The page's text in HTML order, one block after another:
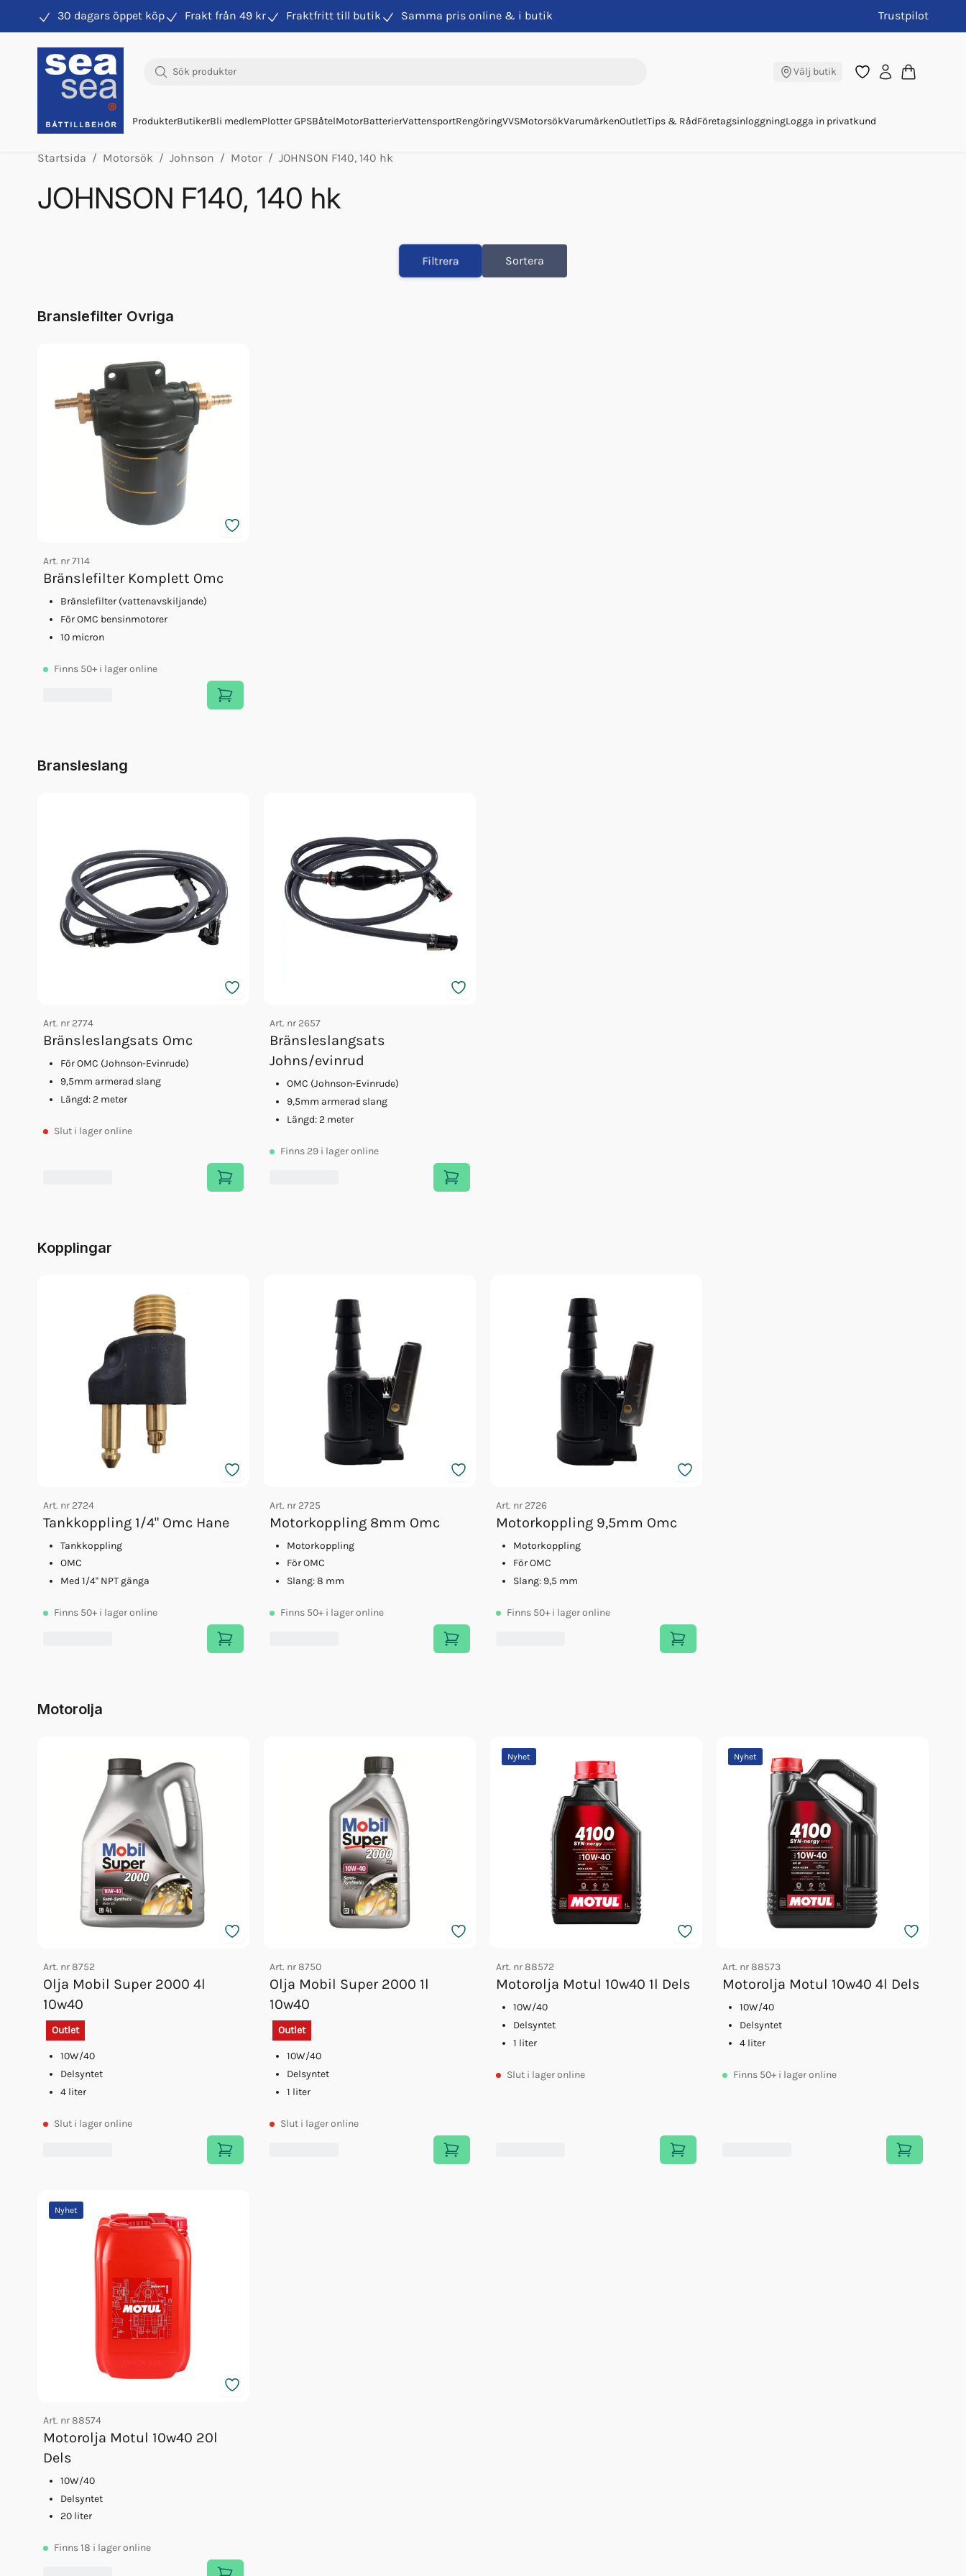
30 dagars öppet köp Frakt från 49 kr Fraktfritt till butik Samma pris online & i butik Trustpilot
Välj butik
ProdukterButikerBli medlemPlotter GPSBåtelMotorBatterierVattensportRengöringVVSMotorsökVarumärkenOutletTips & RådFöretagsinloggningLogga in privatkund
Hitta rätt produkter till din båtmotor
Startsida Motorsök Johnson Motor JOHNSON F140, 140 hk
JOHNSON F140, 140 hk
Bränslefilter Komplett Omc
Motorkoppling 9,5mm Omc
Drevolja Mobilube Hd 80w-90 1l
Bränsleslangsats Johns/evinrud
Oljepluggspackning Omc
Växelhusolja Motul 80w90 1l Mi
Motorolja Motul 10w40 1l Dels
Motorolja Motul 10w40 4l Dels
Motorolja Motul 10w40 20l Dels
Filtrera Sortera
Branslefilter Ovriga
Art. nr7114
Bränslefilter Komplett Omc
Bränslefilter (vattenavskiljande)
För OMC bensinmotorer
10 micron
Finns 50+ i lager online
Bransleslang
Art. nr 2774
Bränsleslangsats Omc
För OMC (Johnson-Evinrude)
9,5mm armerad slang
Längd: 2 meter
Slut i lager online
Art. nr 2657
Bränsleslangsats
Johns/evinrud
OMC (Johnson-Evinrude)
9,5mm armerad slang
Längd: 2 meter
Finns 29 i lager online
Kopplingar
Art. nr 2724
Tankkoppling 1/4" Omc Hane
Tankkoppling
OMC
Med 1/4'' NPT gänga
Finns 50+ i lager online
Art. nr 2725
Motorkoppling 8mm Omc
Motorkoppling
För OMC
Slang: 8 mm
Finns 50+ i lager online
Art. nr 2726
Motorkoppling 9,5mm Omc
Motorkoppling
För OMC
Slang: 9,5 mm
Finns 50+ i lager online
Motorolja
Art. nr8752
Olja Mobil Super 2000 4l
10w40
Outlet
10W/40
Delsyntet
4 liter
Slut i lager online
Art. nr8750
Olja Mobil Super 2000 1l
10w40
Outlet
10W/40
Delsyntet
1 liter
Slut i lager online
Nyhet
Art. nr88572
Motorolja Motul 10w40 1l Dels
10W/40
Delsyntet
1 liter
Slut i lager online
Nyhet
Art. nr88573
Motorolja Motul 10w40 4l Dels
10W/40
Delsyntet
4 liter
Finns 50+ i lager online
Nyhet
Art. nr88574
Motorolja Motul 10w40 20l
Dels
10W/40
Delsyntet
20 liter
Finns18 i lager online